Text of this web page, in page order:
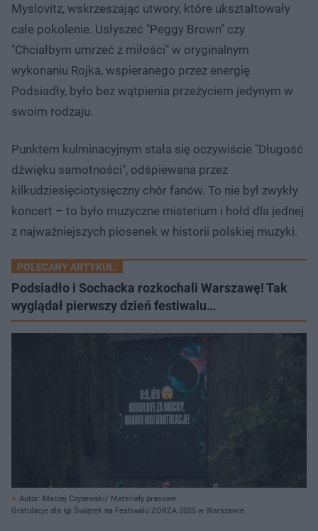
Myslovitz, wskrzeszając utwory, które ukształtowały
całe pokolenie. Usłyszeć "Peggy Brown" czy
"Chciałbym umrzeć z miłości" w oryginalnym
wykonaniu Rojka, wspieranego przez energię
Podsiadły, było bez wątpienia przeżyciem jedynym w
swoim rodzaju.
Punktem kulminacyjnym stała się oczywiście "Długość
dźwięku samotności", odśpiewana przez
kilkudziesięciotysięczny chór fanów. To nie był zwykły
koncert – to było muzyczne misterium i hołd dla jednej
z najważniejszych piosenek w historii polskiej muzyki.
POLECANY ARTYKUŁ:
Podsiadło i Sochacka rozkochali Warszawę! Tak
wyglądał pierwszy dzień festiwalu…
Autor: Maciej Czyżewski/ Materiały prasowe
Gratulacje dla Igi Świątek na Festiwalu ZORZA 2025 w Warszawie